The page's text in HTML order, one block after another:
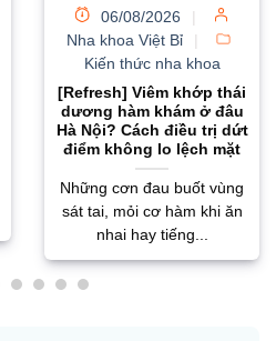
06/08/2026
Nha khoa Việt Bỉ
Kiến thức nha khoa
Bọc răng sứ bị hôi
miệng: Nguyên nhân gốc
rễ và giải pháp khắc
phục triệt để
Tình trạng bọc răng sứ bị
hôi miệng không chỉ cản
trở giao tiếp mà...